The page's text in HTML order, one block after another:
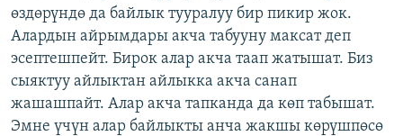
өздөрүндө да байлык тууралуу бир пикир жок.
Алардын айрымдары акча табууну максат деп
эсептешпейт. Бирок алар акча таап жатышат. Биз
сыяктуу айлыктан айлыкка акча санап
жашашпайт. Алар акча тапканда да көп табышат.
Эмне үчүн алар байлыкты анча жакшы көрүшпөсө